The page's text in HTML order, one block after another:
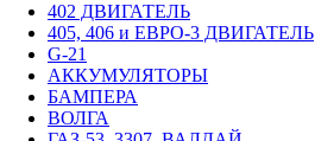
402 ДВИГАТЕЛЬ
405, 406 и ЕВРО-3 ДВИГАТЕЛЬ
G-21
АККУМУЛЯТОРЫ
БАМПЕРА
ВОЛГА